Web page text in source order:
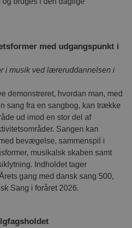
med udgangspunkt i
i musik ved læreruddannelsen i
demonstreret, hvordan man, med
sang fra en sangbog, kan trække
ud imod en stor del af
Sangen kan
bevægelse, sammenspil i
musikalsk skaben samt
Indholdet tager
gang med dansk sang 500,
Sang i foråret 2026.